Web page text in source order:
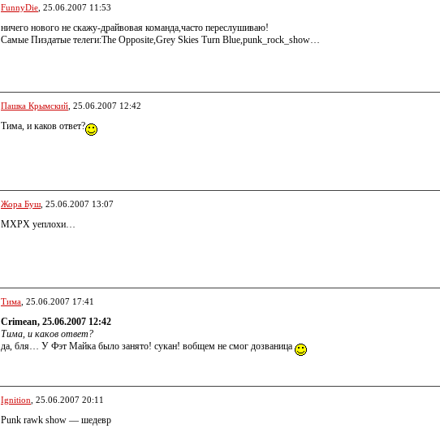
FunnyDie , 25.06.2007 11:53
ничего нового не скажу-драйвовая команда,часто переслушиваю!
Самые Пиздатые телеги:The Opposite,Grey Skies Turn Blue,punk_rock_show…
Пашка Крымский , 25.06.2007 12:42
Тима, и каков ответ?
Жора Буш , 25.06.2007 13:07
MXPX yеплохи…
Тима , 25.06.2007 17:41
Crimean, 25.06.2007 12:42
Тима, и каков ответ?
да, бля… У Фэт Майка было занято! сукан! вобщем не смог дозваница
Ignition , 25.06.2007 20:11
Punk rawk show — шедевр